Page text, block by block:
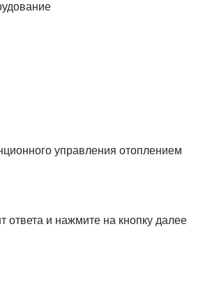
управления отоплением
ответа и нажмите на кнопку далее